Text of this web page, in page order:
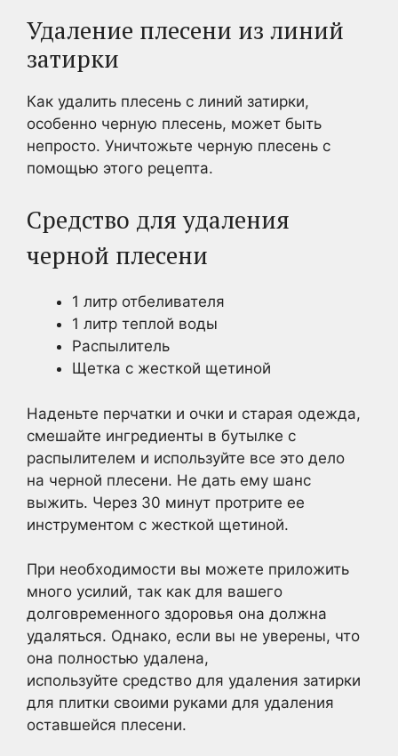
Удаление плесени из линий
затирки
Как удалить плесень с линий затирки,
особенно черную плесень, может быть
непросто. Уничтожьте черную плесень с
помощью этого рецепта.
Средство для удаления
черной плесени
1 литр отбеливателя
1 литр теплой воды
Распылитель
Щетка с жесткой щетиной
Наденьте перчатки и очки и старая одежда,
смешайте ингредиенты в бутылке с
распылителем и используйте все это дело
на черной плесени. Не дать ему шанс
выжить. Через 30 минут протрите ее
инструментом с жесткой щетиной.
При необходимости вы можете приложить
много усилий, так как для вашего
долговременного здоровья она должна
удаляться. Однако, если вы не уверены, что
она полностью удалена,
используйте средство для удаления затирки
для плитки своими руками для удаления
оставшейся плесени.